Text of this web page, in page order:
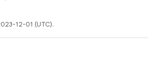
12-01 (UTC).